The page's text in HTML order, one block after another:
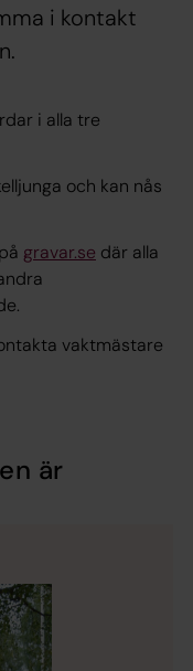
i kontakt
i alla tre
och kan nås
gravar.se där alla
vaktmästare
är